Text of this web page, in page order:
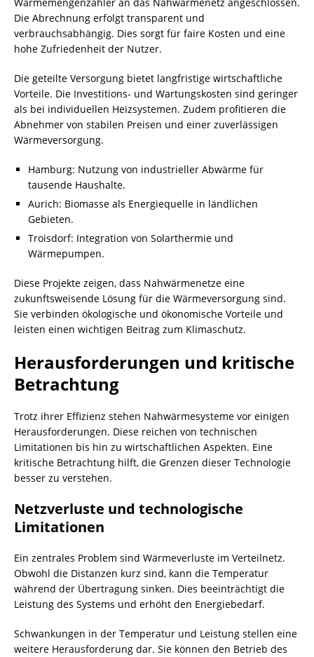
Die Abrechnung erfolgt transparent und
verbrauchsabhängig. Dies sorgt für faire Kosten und eine
hohe Zufriedenheit der Nutzer.
Die geteilte Versorgung bietet langfristige wirtschaftliche
Vorteile. Die Investitions- und Wartungskosten sind geringer
als bei individuellen Heizsystemen. Zudem profitieren die
Abnehmer von stabilen Preisen und einer zuverlässigen
Wärmeversorgung.
Hamburg: Nutzung von industrieller Abwärme für
tausende Haushalte.
Aurich: Biomasse als Energiequelle in ländlichen
Gebieten.
Troisdorf: Integration von Solarthermie und
Wärmepumpen.
Diese Projekte zeigen, dass Nahwärmenetze eine
zukunftsweisende Lösung für die Wärmeversorgung sind.
Sie verbinden ökologische und ökonomische Vorteile und
leisten einen wichtigen Beitrag zum Klimaschutz.
Herausforderungen und kritische
Betrachtung
Trotz ihrer Effizienz stehen Nahwärmesysteme vor einigen
Herausforderungen. Diese reichen von technischen
Limitationen bis hin zu wirtschaftlichen Aspekten. Eine
kritische Betrachtung hilft, die Grenzen dieser Technologie
besser zu verstehen.
Netzverluste und technologische
Limitationen
Ein zentrales Problem sind Wärmeverluste im Verteilnetz.
Obwohl die Distanzen kurz sind, kann die Temperatur
während der Übertragung sinken. Dies beeinträchtigt die
Leistung des Systems und erhöht den Energiebedarf.
Schwankungen in der Temperatur und Leistung stellen eine
weitere Herausforderung dar. Sie können den Betrieb des